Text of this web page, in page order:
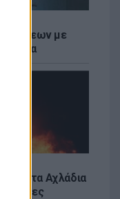
με
στα Αχλάδια
νέες